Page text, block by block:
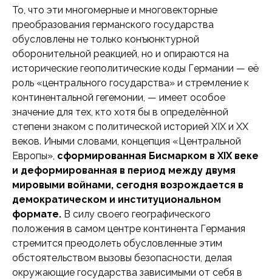
То, что эти многомерные и многовекторные
преобразования германского государства
обусловлены не только конъюнктурной
оборонительной реакцией, но и опираются на
исторические геополитические коды Германии — её
роль «центрального государства» и стремление к
континентальной гегемонии, — имеет особое
значение для тех, кто хотя бы в определённой
степени знаком с политической историей XIX и XX
веков. Иными словами, концепция «Центральной
Европы», сформированная Бисмарком в XIX веке
и деформированная в период между двумя
мировыми войнами, сегодня возрождается в
демократическом и институциональном
формате. В силу своего географического
положения в самом центре континента Германия
стремится преодолеть обусловленные этим
обстоятельством вызовы безопасности, делая
окружающие государства зависимыми от себя в